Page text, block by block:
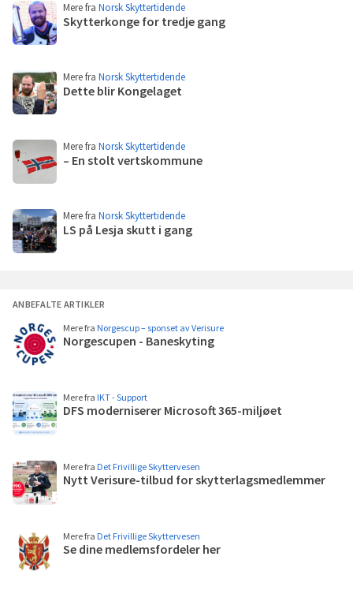
poster
Mere fra Norsk Skyttertidende
Skytterkonge for tredje gang
Mere fra Norsk Skyttertidende
Dette blir Kongelaget
Mere fra Norsk Skyttertidende
– En stolt vertskommune
Mere fra Norsk Skyttertidende
LS på Lesja skutt i gang
ANBEFALTE ARTIKLER
Mere fra Norgescup – sponset av Verisure
Norgescupen - Baneskyting
Mere fra IKT - Support
DFS moderniserer Microsoft 365-miljøet
Mere fra Det Frivillige Skyttervesen
Nytt Verisure-tilbud for skytterlagsmedlemmer
Mere fra Det Frivillige Skyttervesen
Se dine medlemsfordeler her